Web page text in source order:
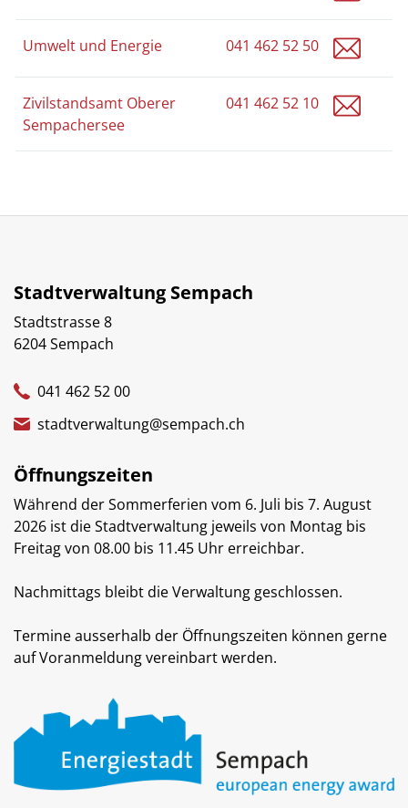
Umwelt und Energie 041 462 52 50
Zivilstandsamt Oberer
Sempachersee
041 462 52 10
Stadtverwaltung Sempach
Stadtstrasse 8
6204 Sempach
041 462 52 00
stadtverwaltung@sempach.ch
Öffnungszeiten
Während der Sommerferien vom 6. Juli bis 7. August
2026 ist die Stadtverwaltung jeweils von Montag bis
Freitag von 08.00 bis 11.45 Uhr erreichbar.
Nachmittags bleibt die Verwaltung geschlossen.
Termine ausserhalb der Öffnungszeiten können gerne
auf Voranmeldung vereinbart werden.